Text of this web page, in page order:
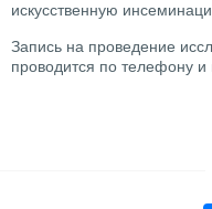
искусственную
Запись на проведение
проводится по телефону и